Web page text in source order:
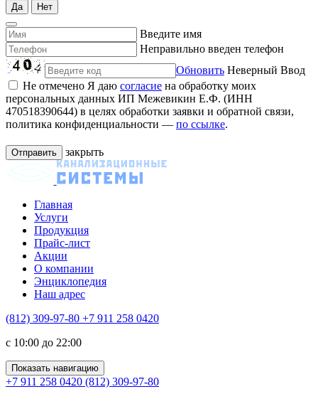
Да Нет
Введите имя
Неправильно введен телефон
Обновить Неверный Ввод
Не отмечено Я даю согласие на обработку моих
персональных данных ИП Межевикин Е.Ф. (ИНН
470518390644) в целях обработки заявки и обратной связи,
политика конфиденциальности — по ссылке.
закрыть
Главная
Услуги
Продукция
Прайс-лист
Акции
О компании
Энциклопедия
Наш адрес
(812) 309-97-80 +7 911 258 0420
c 10:00 до 22:00
Показать навигацию
+7 911 258 0420 (812) 309-97-80